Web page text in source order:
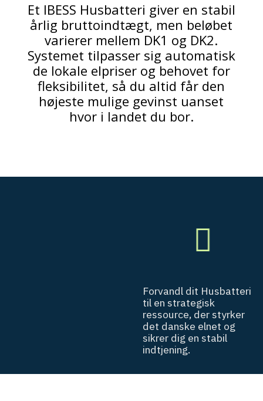
Et IBESS Husbatteri giver en stabil
årlig bruttoindtægt, men beløbet
varierer mellem DK1 og DK2.
Systemet tilpasser sig automatisk
de lokale elpriser og behovet for
fleksibilitet, så du altid får den
højeste mulige gevinst uanset
hvor i landet du bor.
Forvandl dit Husbatteri
til en strategisk
ressource, derstyrker
det danske elnet og
sikrer dig en stabil
indtjening.